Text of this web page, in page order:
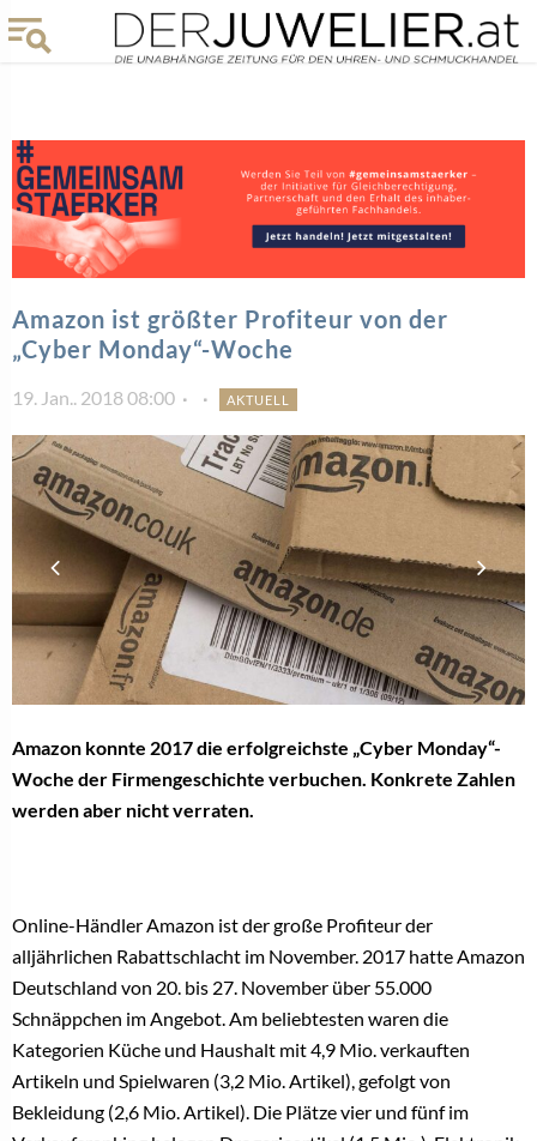
Amazon ist größter Profiteur von der
„Cyber Monday“-Woche
19. Jan.. 2018 08:00 AKTUELL
Amazon konnte 2017 die erfolgreichste „Cyber Monday“-
Woche der Firmengeschichte verbuchen. Konkrete Zahlen
werden aber nicht verraten.
Online-Händler Amazon ist der große Profiteur der
alljährlichen Rabattschlacht im November. 2017 hatte Amazon
Deutschland von 20. bis 27. November über 55.000
Schnäppchen im Angebot. Am beliebtesten waren die
Kategorien Küche und Haushalt mit 4,9 Mio. verkauften
Artikeln und Spielwaren (3,2 Mio. Artikel), gefolgt von
Bekleidung (2,6 Mio. Artikel). Die Plätze vier und fünf im